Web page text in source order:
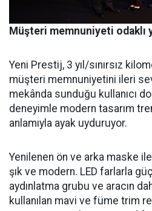
Müşteri memnuniyeti odaklı
Yeni Prestij, 3 yıl/sınırsız
müşteri memnuniyetini ileri
mekânda sunduğu kullanıcı
deneyimle modern tasarım
anlamıyla ayak uyduruyor.
Yenilenen ön ve arka maske
şık ve modern. LED farlarla
aydınlatma grubu ve aracın
kullanılan mavi ve füme trim